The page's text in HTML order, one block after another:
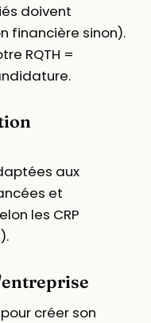
doivent
financière sinon).
RQTH =
aux
et
les CRP
créer son